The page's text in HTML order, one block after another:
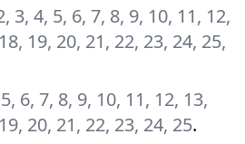
3, 4, 5, 6, 7, 8, 9, 10, 11, 12,
19, 20, 21, 22, 23, 24, 25,
6, 7, 8, 9, 10, 11, 12, 13,
20, 21, 22, 23, 24, 25.